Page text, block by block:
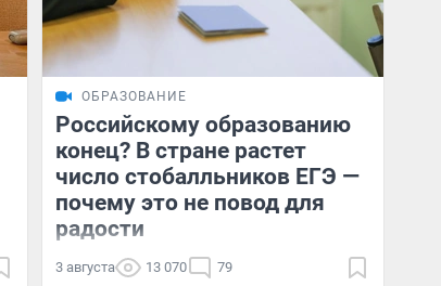
ОБРАЗОВАНИЕ
Российскому образованию
конец? В стране растет
число стобалльников ЕГЭ —
почему это не повод для
радости
3 августа 13 070 79